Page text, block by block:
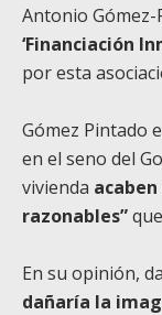
Antonio Gómez-
‘Financiación
por esta
Gómez Pintado
en el seno del
vivienda
razonables”
En su opinión,
dañaría la